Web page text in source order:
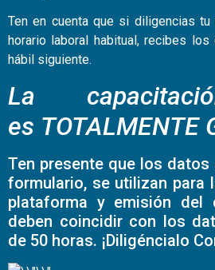
Ten en cuenta que si diligencias
horario laboral habitual, recibes
hábil siguiente.
La
es TOTALMENTE
Ten presente que los
formulario, se utilizan para
plataforma y emisión del
deben coincidir con los
de 50 horas. ¡Diligéncialo